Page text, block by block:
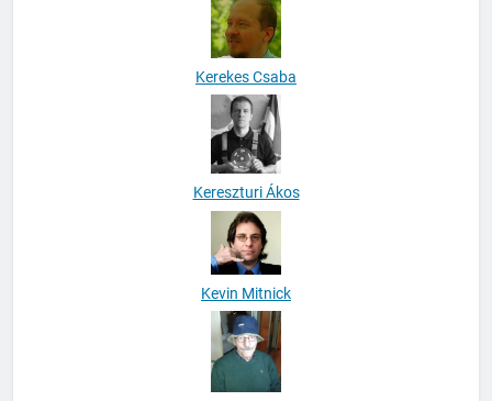
Kerekes Csaba
Kereszturi Ákos
Kevin Mitnick